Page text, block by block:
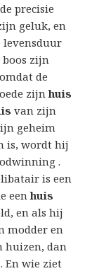
precisie
geluk, en
levensduur
zijn
de
zijnhuis
van zijn
geheim
is, wordt hij
.
is een
eenhuis
en als hij
modder en
huizen, dan
En wie ziet